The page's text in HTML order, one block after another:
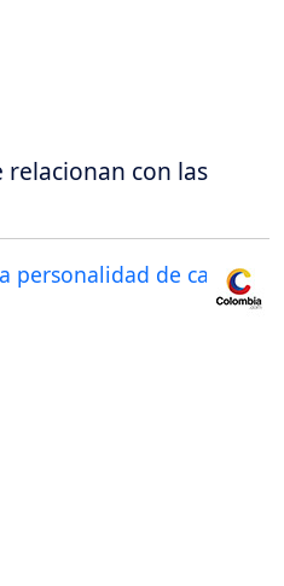
relacionan con las